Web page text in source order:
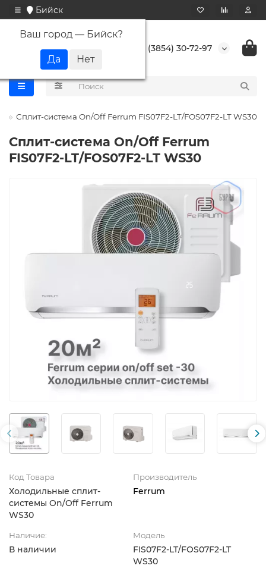
Бийск
Ваш город — Бийск?
+7 (3854) 30-72-97
Сплит-система On/Off Ferrum FIS07F2-LT/FOS07F2-LT WS30
Сплит-система On/Off Ferrum
FIS07F2-LT/FOS07F2-LT WS30
Код Товара
Холодильные сплит-
системы On/Off Ferrum
WS30
Производитель
Ferrum
Наличие:
В наличии
Модель
FIS07F2-LT/FOS07F2-LT
WS30